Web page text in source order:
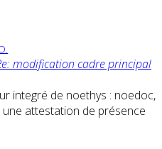
modification cadre principal
integré de noethys : noedoc,
attestation de présence